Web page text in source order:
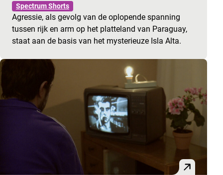
Spectrum Shorts
Agressie, als gevolg van de oplopende spanning
tussen rijk en arm op het platteland van Paraguay,
staat aan de basis van het mysterieuze Isla Alta.